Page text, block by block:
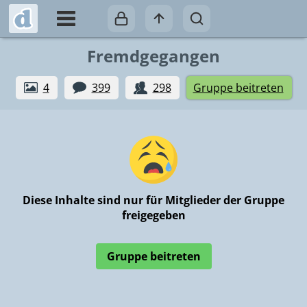
Fremdgegangen
4 399 298 Gruppe beitreten
Diese Inhalte sind nur für Mitglieder der Gruppe
freigegeben
Gruppe beitreten